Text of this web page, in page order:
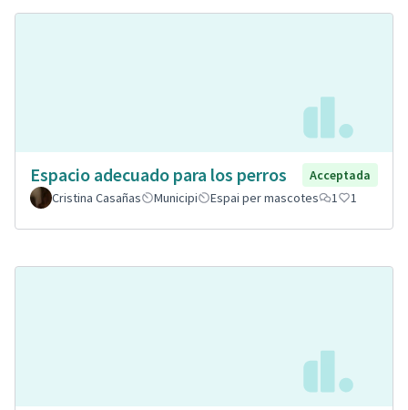
Espacio adecuado para los perros
Acceptada
Cristina Casañas
Municipi Espai per mascotes 1 1